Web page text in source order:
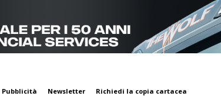
Pubblicità Newsletter Richiedi la copia cartacea